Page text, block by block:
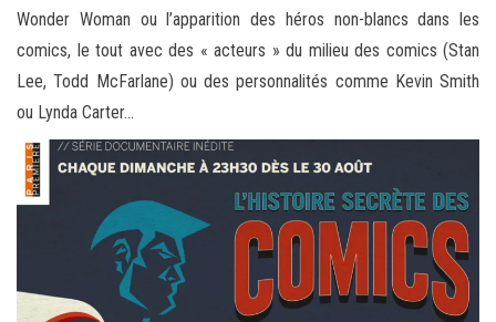
Wonder Woman ou l’apparition des héros non-blancs dans les
comics, le tout avec des « acteurs » du milieu des comics (Stan
Lee, Todd McFarlane) ou des personnalités comme Kevin Smith
ou Lynda Carter…